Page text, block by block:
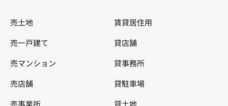
売土地
売一戸建て
売マンション
売店舗
売事業所
賃貸居住用
貸店舗
貸事務所
貸駐車場
貸土地